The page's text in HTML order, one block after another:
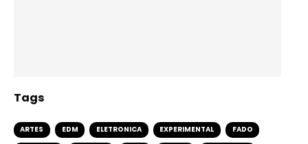
Tags
ARTES EDM ELETRONICA EXPERIMENTAL FADO